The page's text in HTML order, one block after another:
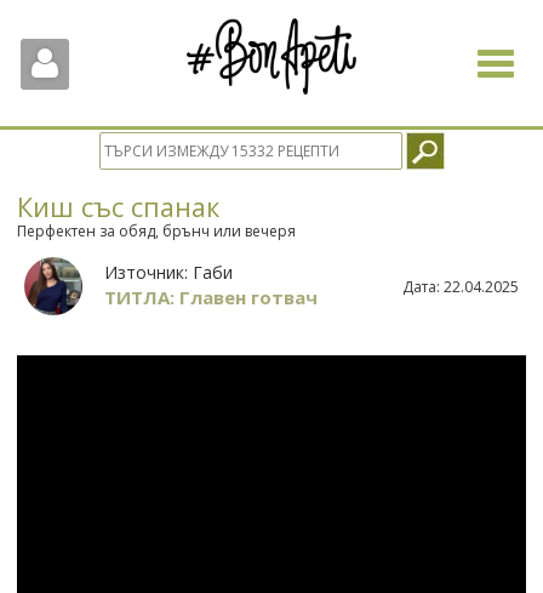
Toggle
Киш със спанак
Перфектен за обяд, брънч или вечеря
Източник: Габи
ТИТЛА: Главен готвач Дата: 22.04.2025